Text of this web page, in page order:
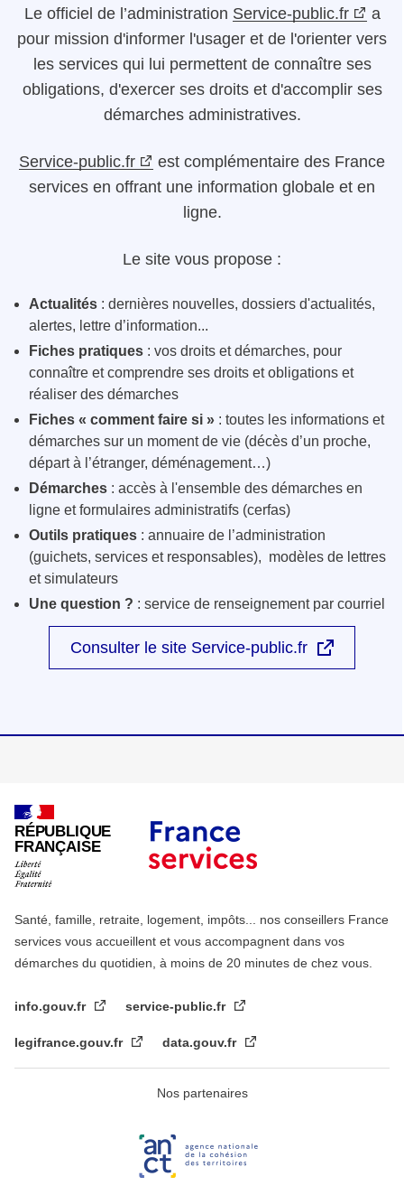
Le officiel de l’administration Service-public.fr
a
pour mission d'informer l'usager et de l'orienter vers
les services qui lui permettent de connaître ses
obligations, d'exercer ses droits et d'accomplir ses
démarches administratives.
Service-public.fr
est complémentaire des France
services en offrant une information globale et en
ligne.
Le site vous propose :
Actualités : dernières nouvelles, dossiers d'actualités,
alertes, lettre d’information...
Fiches pratiques : vos droits et démarches, pour
connaître et comprendre ses droits et obligations et
réaliser des démarches
Fiches « comment faire si » : toutes les informations et
démarches sur un moment de vie (décès d’un proche,
départ à l’étranger, déménagement…)
Démarches : accès à l'ensemble des démarches en
ligne et formulaires administratifs (cerfas)
Outils pratiques : annuaire de l’administration
(guichets, services et responsables), modèles de lettres
et simulateurs
Une question ? : service de renseignement par courriel
Consulter le site Service-public.fr
RÉPUBLIQUE
FRANÇAISE
Santé, famille, retraite, logement, impôts... nos conseillers France
services vous accueillent et vous accompagnent dans vos
démarches du quotidien, à moins de 20 minutes de chez vous.
info.gouv.fr service-public.fr
legifrance.gouv.fr data.gouv.fr
Nos partenaires